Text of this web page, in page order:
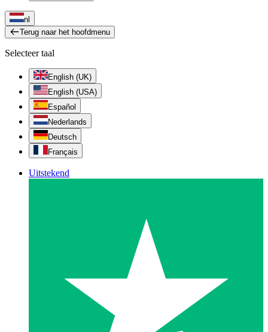
nl
Terug naar het hoofdmenu
Selecteer taal
English (UK)
English (USA)
Español
Nederlands
Deutsch
Français
Uitstekend